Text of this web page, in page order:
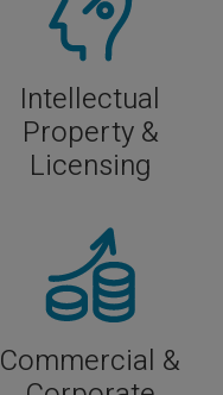
Intellectual
Property &
Licensing
Commercial &